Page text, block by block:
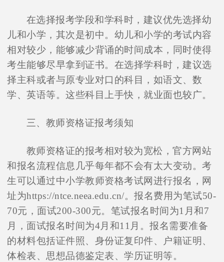
在选择报考学段和学科时，建议优先选择幼
儿和小学，其次是初中。幼儿和小学的考试内容
相对较少，能够减少背诵的时间成本，同时使得
考生能够尽早拿到证书。在选择学科时，建议选
择主科或者与原专业对口的科目，如语文、数
学、英语等。这些科目上手快，就业面也较广。
三、教师资格证报考须知
教师资格证的报考相对较为宽松，官方网站
和报名流程信息几乎每年都不会有太大变动。考
生可以通过中小学教师资格考试网进行报名，网
址为https://ntce.neea.edu.cn/。报名费用为笔试50-
70元，面试200-300元。笔试报名时间为1月和7
月，面试报名时间为4月和11月。报名需要准备
的材料包括证件照、身份证复印件、户籍证明、
体检表、思想品德鉴定表、学历证明等。